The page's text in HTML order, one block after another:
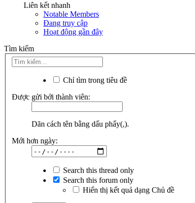
Liên kết nhanh
Notable Members
Đang truy cập
Hoạt động gần đây
Tìm kiếm
Chỉ tìm trong tiêu đề
Được gửi bởi thành viên:
Dãn cách tên bằng dấu phẩy(,).
Mới hơn ngày:
Search this thread only
Search this forum only
Hiển thị kết quả dạng Chủ đề